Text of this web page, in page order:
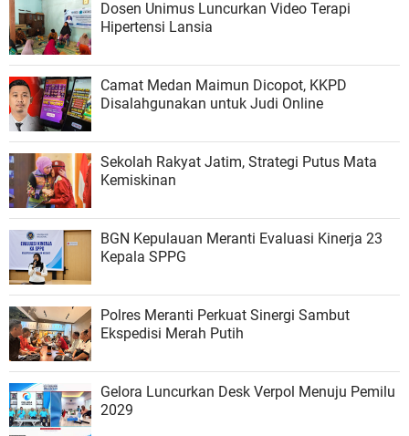
Dosen Unimus Luncurkan Video Terapi
Hipertensi Lansia
Camat Medan Maimun Dicopot, KKPD
Disalahgunakan untuk Judi Online
Sekolah Rakyat Jatim, Strategi Putus Mata
Kemiskinan
BGN Kepulauan Meranti Evaluasi Kinerja 23
Kepala SPPG
Polres Meranti Perkuat Sinergi Sambut
Ekspedisi Merah Putih
Gelora Luncurkan Desk Verpol Menuju Pemilu
2029